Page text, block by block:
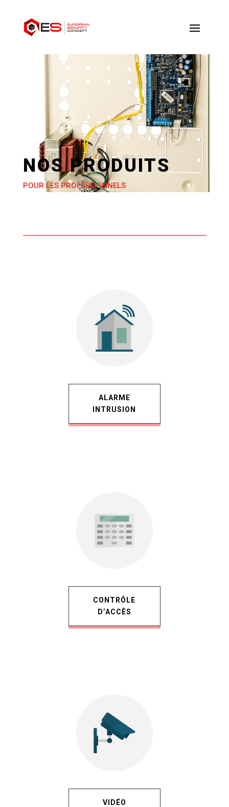
NOS PRODUITS
POUR LES PROFESSIONNELS
ALARME
INTRUSION
CONTRÔLE
D’ACCÈS
VIDÉO